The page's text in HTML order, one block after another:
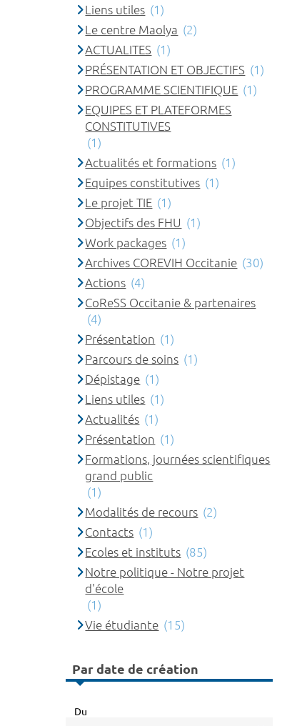
Liens utiles (1)
Le centre Maolya (2)
ACTUALITES (1)
PRÉSENTATION ET OBJECTIFS (1)
PROGRAMME SCIENTIFIQUE (1)
EQUIPES ET PLATEFORMES
CONSTITUTIVES
(1)
Actualités et formations (1)
Equipes constitutives (1)
Le projet TIE (1)
Objectifs des FHU (1)
Work packages (1)
Archives COREVIH Occitanie (30)
Actions (4)
CoReSS Occitanie & partenaires
(4)
Présentation (1)
Parcours de soins (1)
Dépistage (1)
Liens utiles (1)
Actualités (1)
Présentation (1)
Formations, journées scientifiques
grand public
(1)
Modalités de recours (2)
Contacts (1)
Ecoles et instituts (85)
Notre politique - Notre projet
d'école
(1)
Vie étudiante (15)
Par date de création
Du